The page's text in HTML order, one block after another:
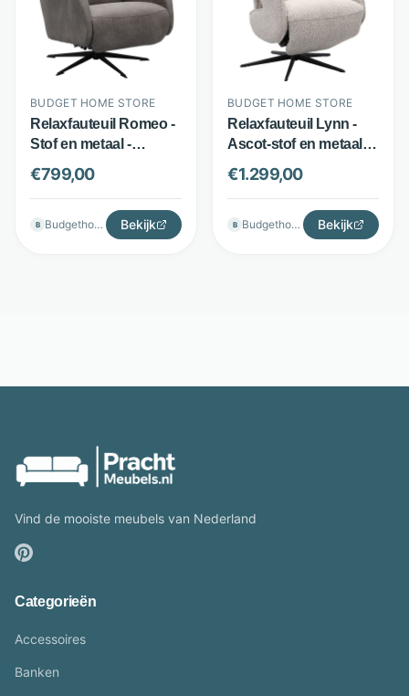
BUDGET HOME STORE
Relaxfauteuil Romeo -
Stof en metaal -
Elektrisch verstelbaar -
Antraciet - Budget
Home Store
€799,00
B Budgethomestore Bekijk
BUDGET HOME STORE
Relaxfauteuil Lynn -
Ascot-stof en metaal -
Elektrisch verstelbaar -
Beige - Budget Home
Store
€1.299,00
B Budgethomestore Bekijk
Vind de mooiste meubels van Nederland
Categorieën
Accessoires
Banken